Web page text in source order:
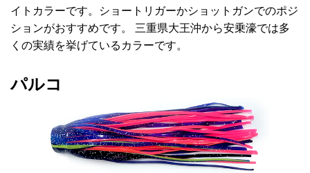
イトカラーです。ショートリガーかショットガンでのポジ
ションがおすすめです。 三重県大王沖から安乗濠では多
くの実績を挙げているカラーです。
パルコ